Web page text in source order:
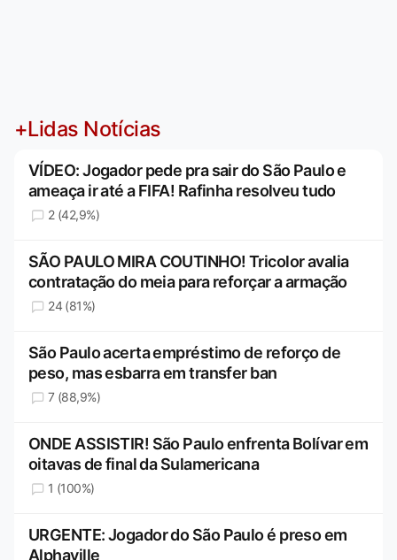
+Lidas Notícias
VÍDEO: Jogador pede pra sair do São Paulo e
ameaça ir até a FIFA! Rafinha resolveu tudo
2 (42,9%)
SÃO PAULO MIRA COUTINHO! Tricolor avalia
contratação do meia para reforçar a armação
24 (81%)
São Paulo acerta empréstimo de reforço de
peso, mas esbarra em transfer ban
7 (88,9%)
ONDE ASSISTIR! São Paulo enfrenta Bolívar em
oitavas de final da Sulamericana
1 (100%)
URGENTE: Jogador do São Paulo é preso em
Alphaville